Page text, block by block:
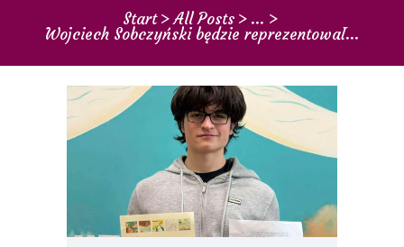
Start All Posts ...
Wojciech Sobczyński będzie reprezentował...
REKRUTACJA
PROJEKTY
GALERIA ZDJĘĆ
KONTAKT